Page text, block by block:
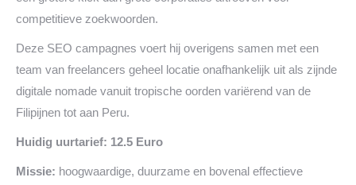
competitieve zoekwoorden.
Deze SEO campagnes voert hij overigens samen met een
team van freelancers geheel locatie onafhankelijk uit als zijnde
digitale nomade vanuit tropische oorden variërend van de
Filipijnen tot aan Peru.
Huidig uurtarief: 12.5 Euro
Missie: hoogwaardige, duurzame en bovenal effectieve